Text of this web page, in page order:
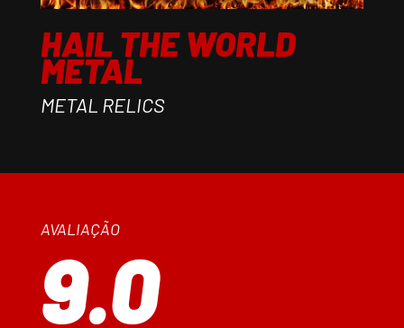
HAIL THE WORLD
METAL
METAL RELICS
AVALIAÇÃO
9.0